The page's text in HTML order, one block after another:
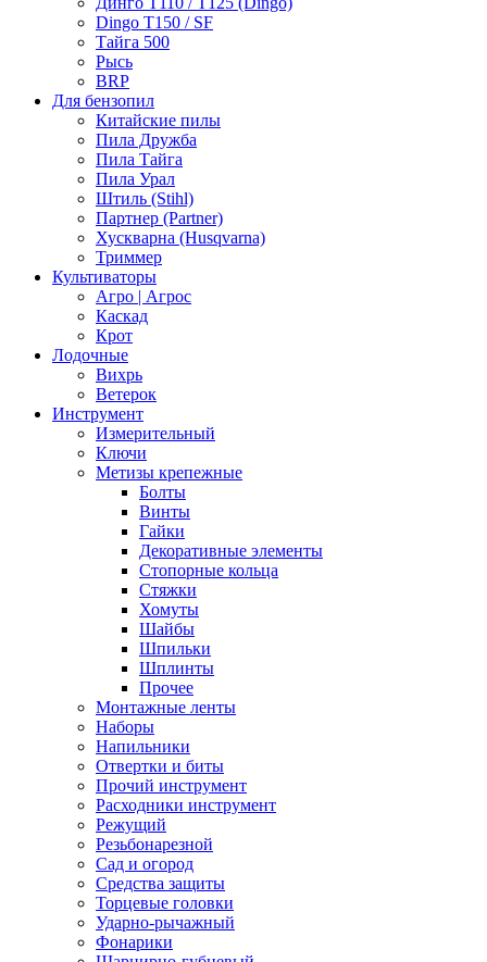
Dingo T150 / SF
Тайга 500
Рысь
BRP
Для бензопил
Китайские пилы
Пила Дружба
Пила Тайга
Пила Урал
Штиль (Stihl)
Партнер (Partner)
Хускварна (Husqvarna)
Триммер
Культиваторы
Агро | Агрос
Каскад
Крот
Лодочные
Вихрь
Ветерок
Инструмент
Измерительный
Ключи
Метизы крепежные
Болты
Винты
Гайки
Декоративные элементы
Стопорные кольца
Стяжки
Хомуты
Шайбы
Шпильки
Шплинты
Прочее
Монтажные ленты
Наборы
Напильники
Отвертки и биты
Прочий инструмент
Расходники инструмент
Режущий
Резьбонарезной
Сад и огород
Средства защиты
Торцевые головки
Ударно-рычажный
Фонарики